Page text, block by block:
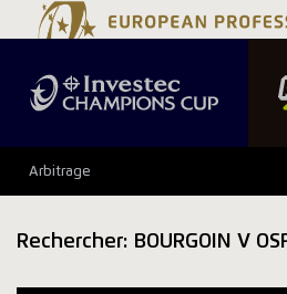
Arbitrage
Rechercher: BOURGOIN V